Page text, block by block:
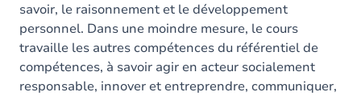
savoir, le raisonnement et le développement
personnel. Dans une moindre mesure, le cours
travaille les autres compétences du référentiel de
compétences, à savoir agir en acteur socialement
responsable, innover et entreprendre, communiquer,